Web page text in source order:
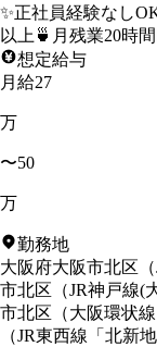
✨正社員経験なし
以上🍵 月残業20時
想定給与
月給27
万
〜50
万
勤務地
大阪府大阪市北区 （
市北区 （JR神戸線(
市北区 （大阪環状
（JR東西線「北新